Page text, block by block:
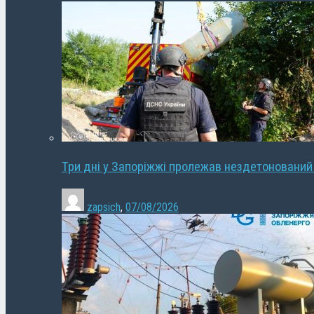
Три дні у Запоріжжі пролежав
zapsich, 07/08/2026